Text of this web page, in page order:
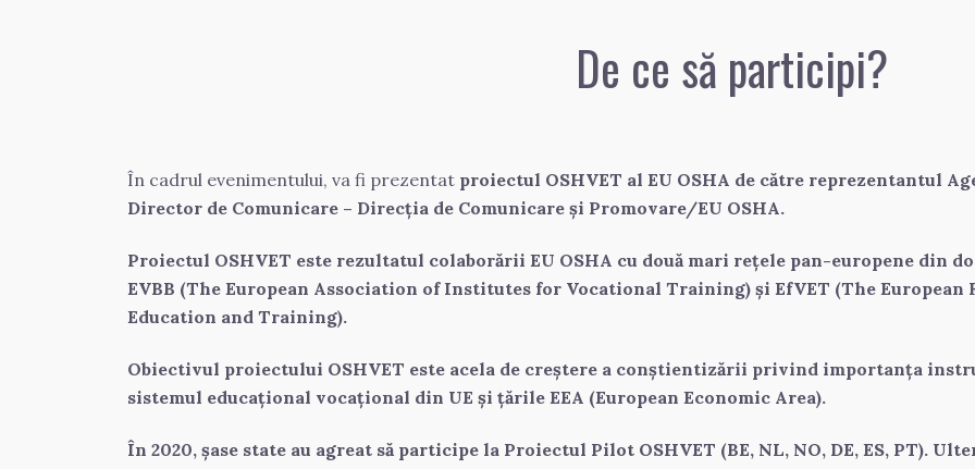
De ce să participi?
În cadrul evenimentului, va fi prezentat proiectul OSHVET al EU OSHA de către reprezentantul
Director de Comunicare – Direcția de Comunicare și Promovare/EU OSHA.
Proiectul OSHVET este rezultatul colaborării EU OSHA cu două mari rețele pan-europene din
EVBB (The European Association of Institutes for Vocational Training) și EfVET (The
Education and Training).
Obiectivul proiectului OSHVET este acela de creștere a conștientizării privind importanța
sistemul educațional vocațional din UE și țările EEA (European Economic Area).
În 2020, șase state au agreat să participe la Proiectul Pilot OSHVET (BE, NL, NO, DE, ES, PT).